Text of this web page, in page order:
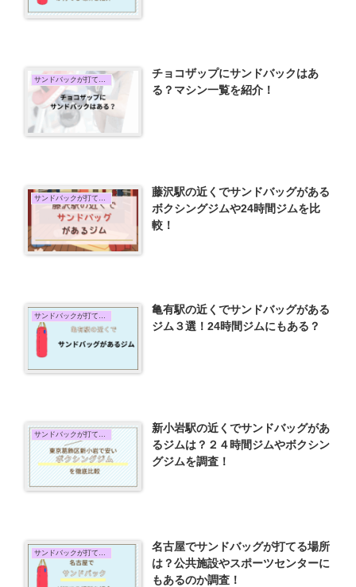
サンドバックが打てる場所
チョコザップにサンドバックはあ
る？マシン一覧を紹介！
藤沢駅の近くでサンドバッグがある
ボクシングジムや24時間ジムを比
較！
サンドバックが打てる場所
亀有駅の近くでサンドバッグがある
ジム３選！24時間ジムにもある？
新小岩駅の近くでサンドバッグがあ
るジムは？２４時間ジムやボクシン
グジムを調査！
名古屋でサンドバッグが打てる場所
は？公共施設やスポーツセンターに
もあるのか調査！